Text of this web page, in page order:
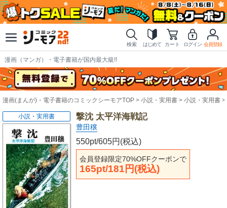
検索 はじめて カート ログイン 会員登録
漫画（マンガ）・電子書籍が国内最大級!!
漫画(まんが)・電子書籍のコミックシーモアTOP 小説・実用書 小説・実用書
撃沈 太平洋海戦記
豊田穣
550pt/605円(税込)
会員登録限定70%OFFクーポンで
165pt/181円(税込)
小説・実用書